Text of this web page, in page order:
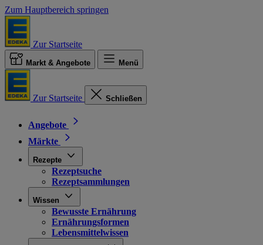
Zum Hauptbereich springen
Zur Startseite
Markt & Angebote Menü
Zur Startseite Schließen
Angebote
Märkte
Rezepte
Rezeptsuche
Rezeptsammlungen
Wissen
Bewusste Ernährung
Ernährungsformen
Lebensmittelwissen